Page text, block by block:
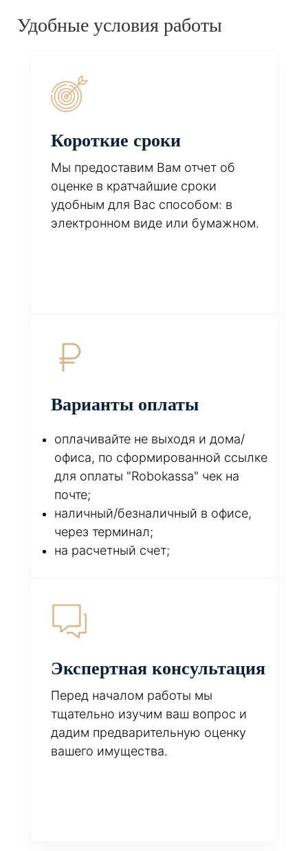
Удобные условия работы
Короткие сроки
Мы предоставим Вам отчет об
оценке в кратчайшие сроки
удобным для Вас способом: в
электронном виде или бумажном.
Варианты оплаты
оплачивайте не выходя и дома/
офиса, по сформированной ссылке
для оплаты "Robokassa" чек на
почте;
наличный/безналичный в офисе,
через терминал;
на расчетный счет;
Экспертная консультация
Перед началом работы мы
тщательно изучим ваш вопрос и
дадим предварительную оценку
вашего имущества.